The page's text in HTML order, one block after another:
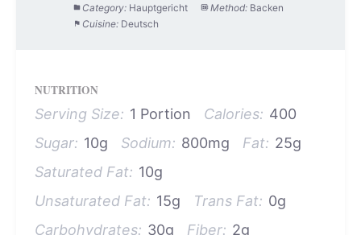
Category: Hauptgericht Method: Backen
Cuisine: Deutsch
NUTRITION
Serving Size: 1 Portion Calories: 400
Sugar: 10g Sodium: 800mg Fat: 25g
Saturated Fat: 10g
Unsaturated Fat: 15g Trans Fat: 0g
Carbohydrates: 30g Fiber: 2g